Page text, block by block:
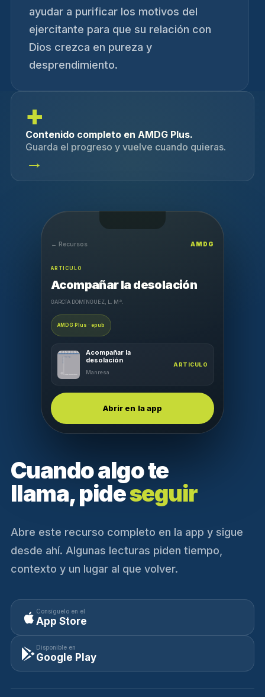
ayudar a purificar los motivos del
ejercitante para que su relación con
Dios crezca en pureza y
desprendimiento.
+
Contenido completo en AMDG Plus.
Guarda el progreso y vuelve cuando quieras.
→
Cuando algo te
llama, pideseguir
Abre este recurso completo en la app y sigue
desde ahí. Algunas lecturas piden tiempo,
contexto y un lugar al que volver.
Consíguelo en el
App Store
Disponible en
Google Play
← Recursos AMDG
ARTICULO
Acompañar la desolación
GARCÍA DOMÍNGUEZ, L. Mª.
AMDG Plus · epub
Acompañar la
desolación
Manresa
ARTICULO
Abrir en la app